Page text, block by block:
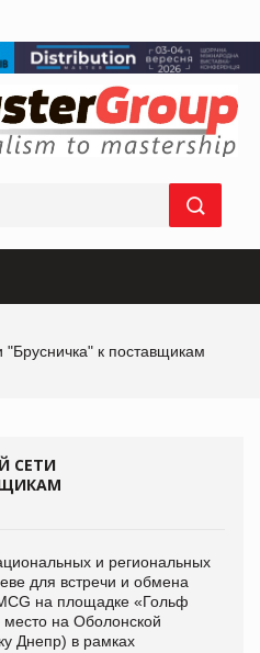
к поставщикам
СЕТИ
и региональных
для встречи и обмена
на площадке «Гольф
на Оболонской
Днепр) в рамках